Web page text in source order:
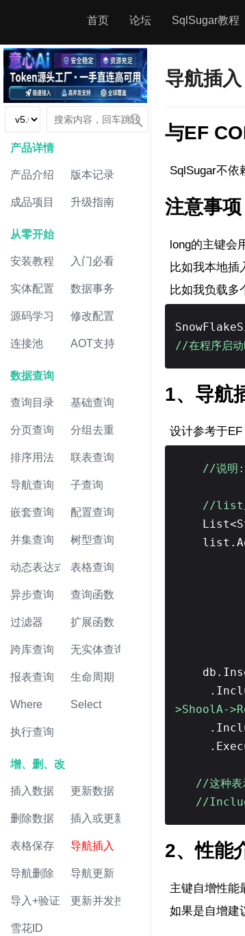
首页 论坛 SqlSugar教程
产品详情
产品介绍 版本记录
成品项目 升级指南
从零开始
安装教程 入门必看
实体配置 数据事务
源码学习 修改配置
连接池 AOT支持
数据查询
查询目录 基础查询
分页查询 分组去重
排序用法 联表查询
导航查询 子查询
嵌套查询 配置查询
并集查询 树型查询
动态表达式 表格查询
异步查询 查询函数
过滤器 扩展函数
跨库查询 无实体查询
报表查询 生命周期
Where Select
执行查询
增、删、改
插入数据 更新数据
删除数据 插入或更新
表格保存 导航插入
导航删除 导航更新
导入+验证 更新并发控制
雪花ID
导航插
与EF
SqlSugar不依
注意事项
long的主键会
比如我本地插
比如我负载多
//在程序启动
1、导航
设计参考于
//说明:
//list里
>ShoolA-
//这种表
//
2、性能
主键自增性能
如果是自增建